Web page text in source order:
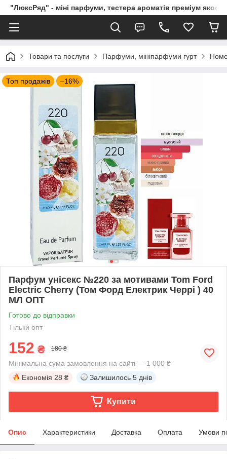
"ЛюксРяд" - міні парфуми, тестера ароматів преміум
Товари та послуги Парфуми, мініпарфуми гурт
Топ продажів –16%
Парфум унісекс №220 за мотивами Tom Ford
Electric Cherry (Том Форд Електрик Черрі ) 40
МЛ ОПТ
Готово до відправки
Тільки опт
152 ₴ 180 ₴
Мінімальна сума замовлення на сайті — 1 000 ₴
Економія 28 ₴ Залишилось 5 днів
Купити
Опис Характеристики Доставка Оплата Умови